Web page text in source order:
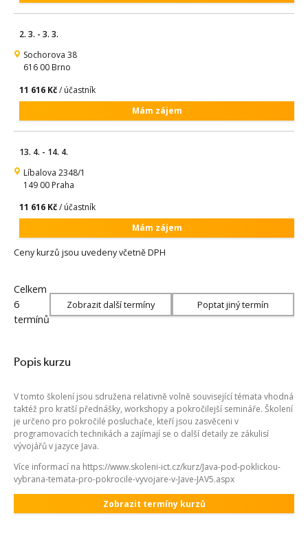
2. 3. - 3. 3.
Sochorova 38
616 00 Brno
11 616 Kč/ účastník
Mám zájem
13. 4. - 14. 4.
Líbalova 2348/1
149 00 Praha
11 616 Kč/ účastník
Mám zájem
Ceny kurzů jsou uvedeny včetně DPH
Celkem
6
termínů
Zobrazit další termíny Poptat jiný termín
Popis kurzu
V tomto školení jsou sdružena relativně volně související témata vhodná
taktéž pro kratší přednášky, workshopy a pokročilejší semináře. Školení
je určeno pro pokročilé posluchače, kteří jsou zasvěceni v
programovacích technikách a zajímají se o další detaily ze zákulisí
vývojářů v jazyce Java.
Více informací na https://www.skoleni-ict.cz/kurz/Java-pod-poklickou-
vybrana-temata-pro-pokrocile-vyvojare-v-Jave-JAV5.aspx
Zobrazit termíny kurzů